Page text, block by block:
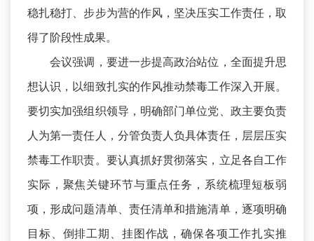
稳扎稳打、步步为营的作风，坚决压实工作责任，取
得了阶段性成果。
会议强调，要进一步提高政治站位，全面提升思
想认识，以细致扎实的作风推动禁毒工作深入开展。
要切实加强组织领导，明确部门单位党、政主要负责
人为第一责任人，分管负责人负具体责任，层层压实
禁毒工作职责。要认真抓好贯彻落实，立足各自工作
实际，聚焦关键环节与重点任务，系统梳理短板弱
项，形成问题清单、责任清单和措施清单，逐项明确
目标、倒排工期、挂图作战，确保各项工作扎实推